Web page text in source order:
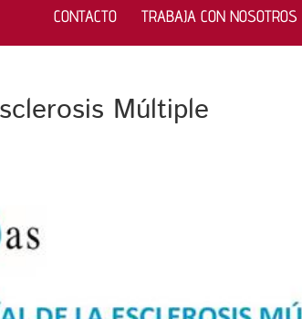
CONTACTO
TRABAJA CON NOSOTROS
Múltiple